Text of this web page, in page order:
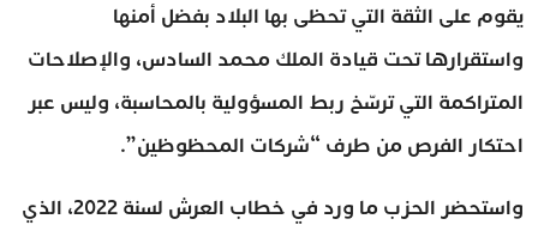
يقوم على الثقة التي تحظى بها البلاد بفضل أمنها
واستقرارها تحت قيادة الملك محمد السادس، والإصلاحات
المتراكمة التي ترسّخ ربط المسؤولية بالمحاسبة، وليس عبر
احتكار الفرص من طرف “شركات المحظوظين”.
واستحضر الحزب ما ورد في خطاب العرش لسنة 2022، الذي